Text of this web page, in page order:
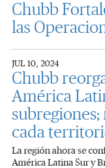
Chubb
las
JUL 10, 2024
Chubb
América
cada
La región ahora se
América Latina Sur y